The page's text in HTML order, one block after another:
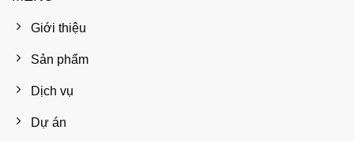
Giới thiệu
Sản phẩm
Dịch vụ
Dự án